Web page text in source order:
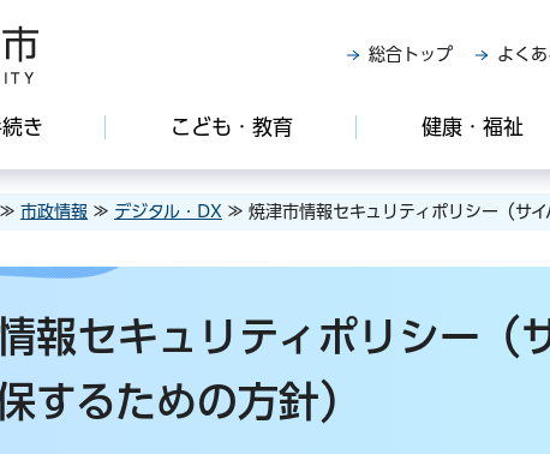
総合トップ よく
き こども・教育 健康・福祉
≫ 市政情報 ≫ デジタル・DX ≫ 焼津市情報セキュリティポリシー（サイ
報セキュリティポリシー（
するための方針）